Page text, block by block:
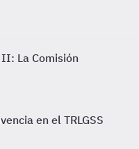
La Comisión
en el TRLGSS